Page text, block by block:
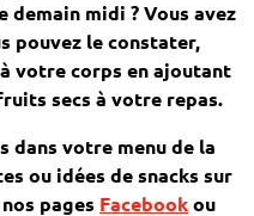
midi ? Vous avez
pouvez le constater,
votre corps en ajoutant
secs à votre repas.
dans votre menu de la
ou idées de snacks sur
pages Facebook ou